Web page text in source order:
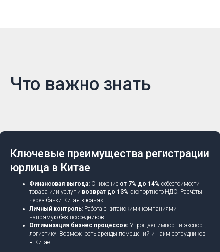
Что важно знать
Ключевые преимущества регистрации
юрлица в Китае
Финансовая выгода: Снижение от 7% до 14% себестоимости
товара или услуг и возврат до 13% экспортного НДС. Расчёты
через банки Китая в юанях
Личный контроль: Работа с китайскими компаниями
напрямую без посредников
Оптимизация бизнес процессов: Упрощает импорт и экспорт,
логистику. Возможность аренды помещений и найм сотрудников
в Китае.